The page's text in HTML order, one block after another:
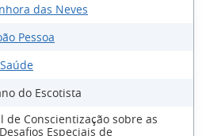
das Neves
Pessoa
do Escotista
de Conscientização sobre as
Especiais de